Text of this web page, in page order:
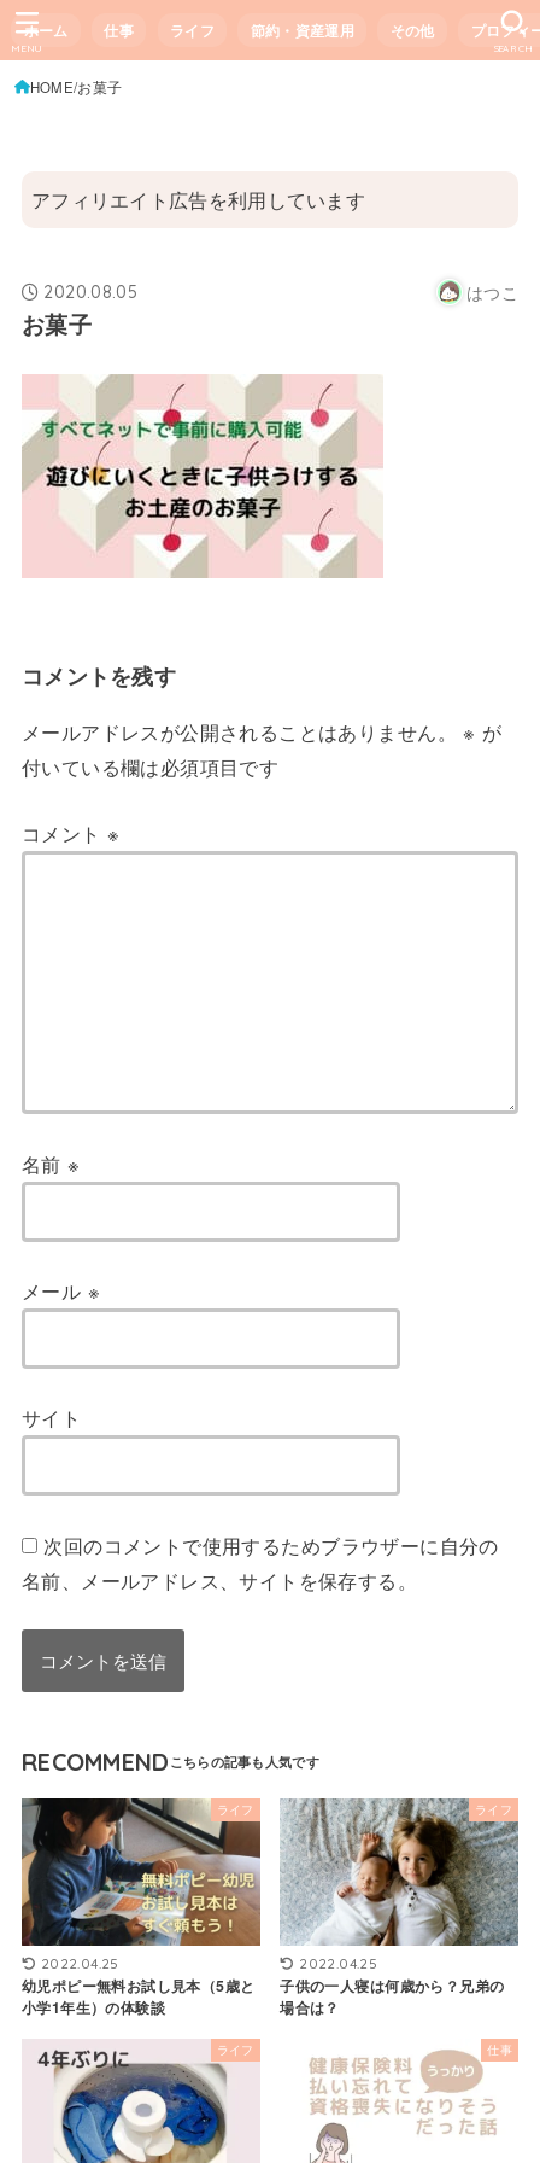
ホーム 仕事 ライフ 節約・資産運用 その他 プロフィ
SEARCH
MENU
HOME お菓子
アフィリエイト広告を利用しています
2020.08.05 はつこ
お菓子
コメントを残す
メールアドレスが公開されることはありません。 ※ が
付いている欄は必須項目です
コメント ※
名前※
メール ※
サイト
次回のコメントで使用するためブラウザーに自分の
名前、メールアドレス、サイトを保存する。
RECOMMEND
ライフ
2022.04.25
幼児ポピー無料お試し見本（5歳と
小学1年生）の体験談
ライフ
2022.04.25
子供の一人寝は何歳から？兄弟の
場合は？
ライフ 仕事